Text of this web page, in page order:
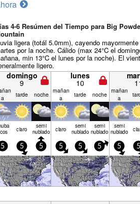
4-6 Resúmen del Tiempo para Big
ligera (totál 5.0mm), cayendo mayormente
por la noche. Cálido (max 24°C el
min 13°C el lunes por la noche). El
ligero.
domingo
9
lunes
10
a
tarde noche mañan
a
tarde noche mañan
a
claro semi
nublado claro semi
nublado
semi
nublado
semi
nublado
5 5 5 5 5 5 5 5